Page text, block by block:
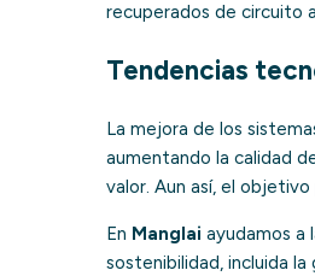
recuperados de circuito
Tendencias
La mejora de los
aumentando la calidad
valor. Aun así, el
En Manglai ayudamos a
sostenibilidad, incluida